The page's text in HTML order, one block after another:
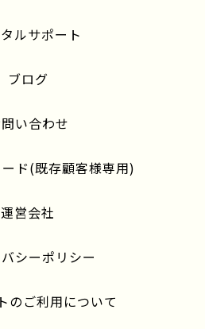
ルサポート
ブログ
い合わせ
ド(既存顧客様専用)
運営会社
シーポリシー
のご利用について